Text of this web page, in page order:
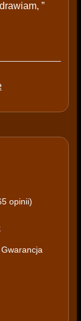
”
opinii)
Gwarancja